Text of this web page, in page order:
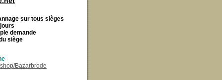
sur tous sièges
demande
siège
Bazarbrode